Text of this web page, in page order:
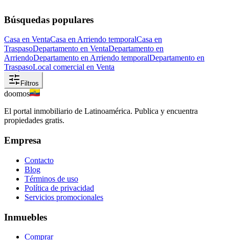
Búsquedas populares
Casa en VentaCasa en Arriendo temporalCasa en
TraspasoDepartamento en VentaDepartamento en
ArriendoDepartamento en Arriendo temporalDepartamento en
TraspasoLocal comercial en Venta
Filtros
doomos
El portal inmobiliario de Latinoamérica. Publica y encuentra
propiedades gratis.
Empresa
Contacto
Blog
Términos de uso
Política de privacidad
Servicios promocionales
Inmuebles
Comprar